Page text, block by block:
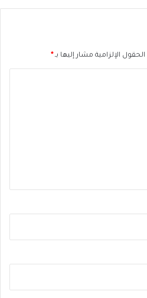
الحقول الإلزامية مشار إليها بـ *